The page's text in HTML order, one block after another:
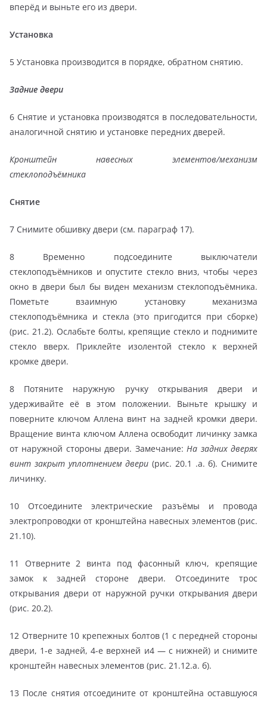
вперёд и выньте его из двери.
Установка
5 Установка производится в порядке, обратном снятию.
Задние двери
6 Снятие и установка производятся в последовательности,
аналогичной снятию и установке передних дверей.
Кронштейн навесных
элементов/механизм
стеклоподъёмника
Снятие
7 Снимите обшивку двери (см. параграф 17).
8 Временно подсоедините выключатели
стеклоподъёмников и опустите стекло вниз, чтобы через
окно в двери был бы виден механизм стеклоподъёмника.
Пометьте взаимную установку механизма
стеклоподъёмника и стекла (это пригодится при сборке)
(рис. 21.2). Ослабьте болты, крепящие стекло и поднимите
стекло вверх. Приклейте изолентой стекло к верхней
кромке двери.
8 Потяните наружную ручку открывания двери и
удерживайте её в этом положении. Выньте крышку и
поверните ключом Аллена винт на задней кромки двери.
Вращение винта ключом Аллена освободит личинку замка
от наружной стороны двери. Замечание: На задних дверях
винт закрыт уплотнением двери (рис. 20.1 .а. б). Снимите
личинку.
10 Отсоедините электрические разъёмы и провода
электропроводки от кронштейна навесных элементов (рис.
21.10).
11 Отверните 2 винта под фасонный ключ, крепящие
замок к задней стороне двери. Отсоедините трос
открывания двери от наружной ручки открывания двери
(рис. 20.2).
12 Отверните 10 крепежных болтов (1 с передней стороны
двери, 1-е задней, 4-е верхней и4 — с нижней) и снимите
кронштейн навесных элементов (рис. 21.12.а. б).
13 После снятия отсоедините от кронштейна оставшуюся